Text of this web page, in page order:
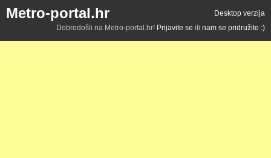
Metro-portal.hr
Desktop verzija
Dobrodošli na Metro-portal.hr! Prijavite se ili nam se pridružite :)